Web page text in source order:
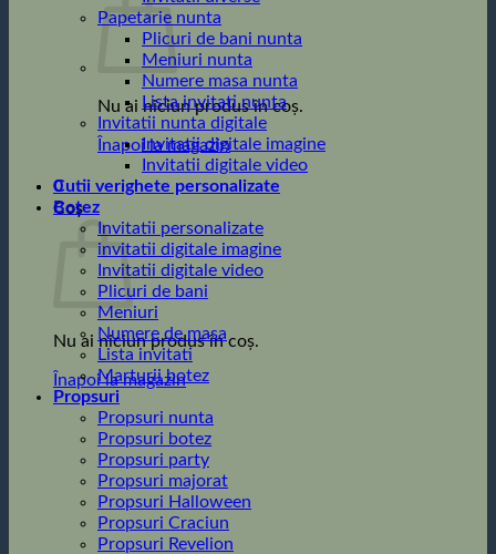
Nu ai niciun produs în coș.
Înapoi la magazin
0
Coș
Nu ai niciun produs în coș.
Înapoi la magazin
Papetarie nunta
Plicuri de bani nunta
Meniuri nunta
Numere masa nunta
Lista invitati nunta
Invitatii nunta digitale
Invitatii digitale imagine
Invitatii digitale video
Cutii verighete personalizate
Botez
Invitatii personalizate
invitatii digitale imagine
Invitatii digitale video
Plicuri de bani
Meniuri
Numere de masa
Lista invitati
Marturii botez
Propsuri
Propsuri nunta
Propsuri botez
Propsuri party
Propsuri majorat
Propsuri Halloween
Propsuri Craciun
Propsuri Revelion